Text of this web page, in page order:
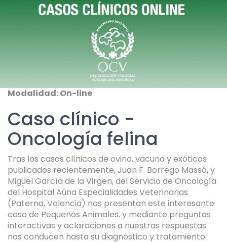
Modalidad: On-line
Caso clínico -
Oncología felina
Tras los casos clínicos de ovino, vacuno y exóticos
publicados recientemente, Juan F. Borrego Massó, y
Miguel García de la Virgen, del Servicio de Oncología
del Hospital Aúna Especialidades Veterinarias
(Paterna, Valencia) nos presentan este interesante
caso de Pequeños Animales, y mediante preguntas
interactivas y aclaraciones a nuestras respuestas
nos conducen hasta su diagnóstico y tratamiento.